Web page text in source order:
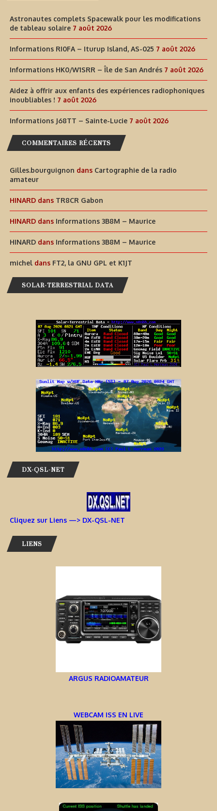
Astronautes complets Spacewalk pour les modifications
de tableau solaire 7 août 2026
Informations RI0FA – Iturup Island, AS-025 7 août 2026
Informations HK0/W1SRR – Île de San Andrés 7 août 2026
Aidez à offrir aux enfants des expériences radiophoniques
inoubliables ! 7 août 2026
Informations J68TT – Sainte-Lucie 7 août 2026
COMMENTAIRES RÉCENTS
Gilles.bourguignon dans Cartographie de la radio
amateur
HINARD dans TR8CR Gabon
HINARD dans Informations 3B8M – Maurice
HINARD dans Informations 3B8M – Maurice
michel dans FT2, la GNU GPL et K1JT
SOLAR-TERRESTRIAL DATA
DX-QSL-NET
Cliquez sur Liens —> DX-QSL-NET
LIENS
ARGUS RADIOAMATEUR
WEBCAM ISS EN LIVE